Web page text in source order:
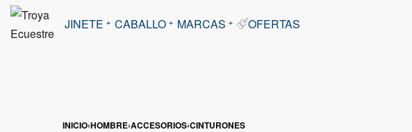
JINETE CABALLO MARCAS OFERTAS
INICIO›HOMBRE›ACCESORIOS›CINTURONES